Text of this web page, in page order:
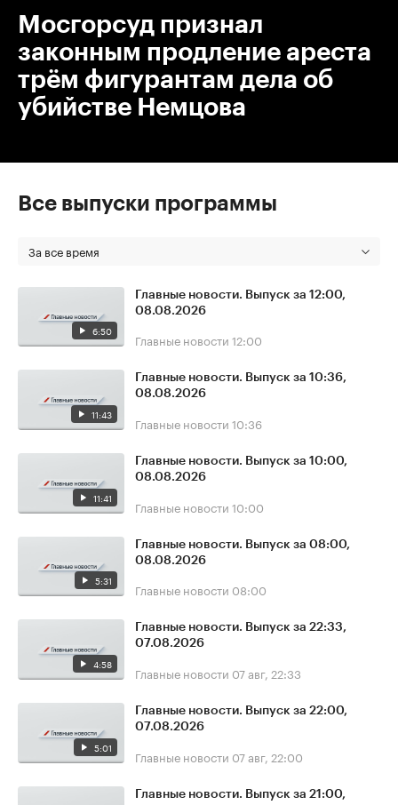
Мосгорсуд признал
законным продление ареста
трём фигурантам дела об
убийстве Немцова
Все выпуски программы
За все время
6:50
Главные новости. Выпуск за 12:00,
08.08.2026
Главные новости 12:00
11:43
Главные новости. Выпуск за 10:36,
08.08.2026
Главные новости 10:36
11:41
Главные новости. Выпуск за 10:00,
08.08.2026
Главные новости 10:00
5:31
Главные новости. Выпуск за 08:00,
08.08.2026
Главные новости 08:00
4:58
Главные новости. Выпуск за 22:33,
07.08.2026
Главные новости 07 авг, 22:33
5:01
Главные новости. Выпуск за 22:00,
07.08.2026
Главные новости 07 авг, 22:00
Главные новости. Выпуск за 21:00,